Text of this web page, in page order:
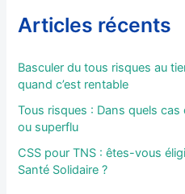
Articles récents
Basculer du tous risques au
quand c’est rentable
Tous risques : Dans quels
ou superflu
CSS pour TNS : êtes-vous
Santé Solidaire ?